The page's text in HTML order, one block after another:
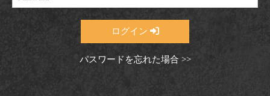
ログイン
パスワードを忘れた場合 >>